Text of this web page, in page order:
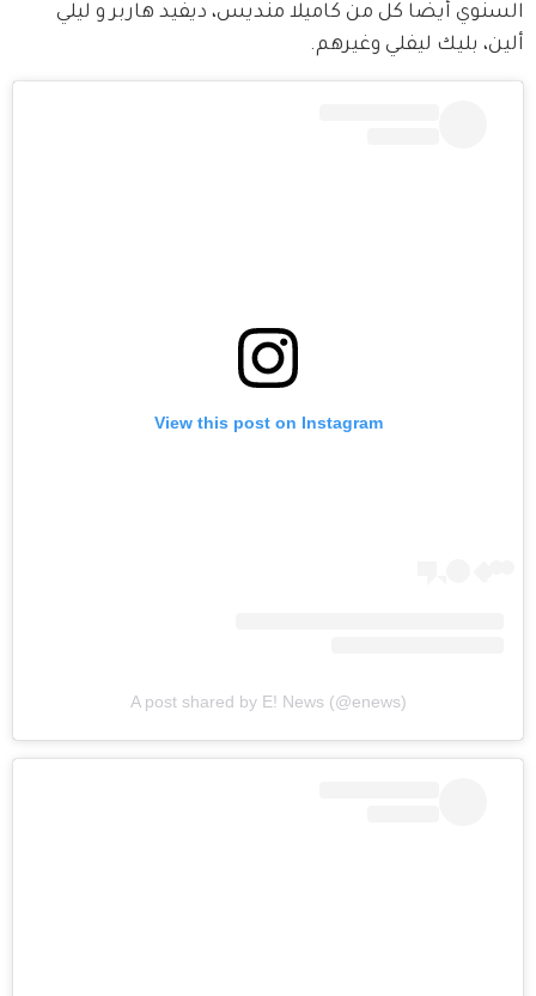
السنوي أيضا كل من كاميلا منديس، ديفيد هاربر و ليلي
ألين، بليك ليفلي وغيرهم.
View this post on Instagram
A post shared by E! News (@enews)